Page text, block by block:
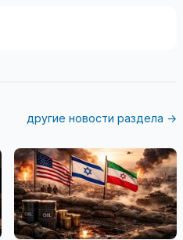
другие новости раздела →